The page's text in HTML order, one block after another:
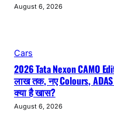
August 6, 2026
Cars
2026 Tata Nexon CAMO
लाख तक, नए Colours,
क्या है खास?
August 6, 2026